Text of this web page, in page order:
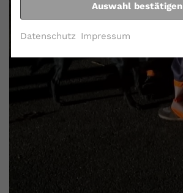
Auswahl bestätigen
Datenschutz Impressum